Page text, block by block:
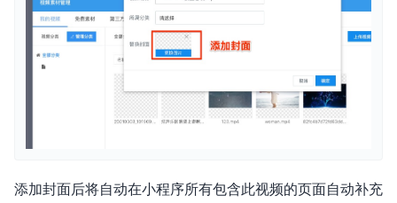
产品描述
产品定价
操作指南
常见问题
添加封面后将自动在小程序所有包含此视频的页面自动补充